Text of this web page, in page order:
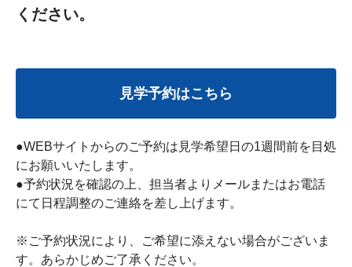
ください。
見学予約はこちら
●WEBサイトからのご予約は見学希望日の1週間前を目処
にお願いいたします。
●予約状況を確認の上、担当者よりメールまたはお電話
にて日程調整のご連絡を差し上げます。
※ご予約状況により、ご希望に添えない場合がございま
す。あらかじめご了承ください。